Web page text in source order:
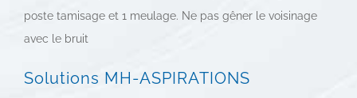
poste tamisage et 1 meulage. Ne pas gêner le voisinage
avec le bruit
Solutions MH-ASPIRATIONS